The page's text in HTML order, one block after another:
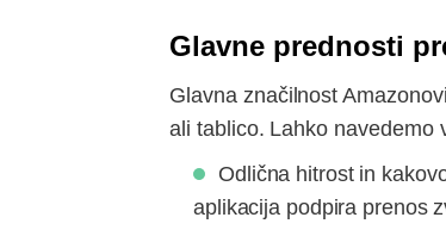
Glavne prednosti
Glavna značilnost
ali tablico. Lahko navedemo
Odlična hitrost in
aplikacija podpira prenos